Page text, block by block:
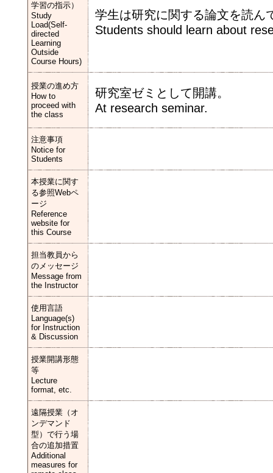
学習の指示）
Study
Load(Self-
directed
Learning
Outside
Course Hours)
学生は研究に関する論文を読ん
Students should learn about
授業の進め方
How to
proceed with
the class
研究室ゼミとして開講。
At research seminar.
注意事項
Notice for
Students
本授業に関す
る参照Webペ
ージ
Reference
website for
this Course
担当教員から
のメッセージ
Message from
the Instructor
使用言語
Language(s)
for Instruction
& Discussion
授業開講形態
等
Lecture
format, etc.
遠隔授業（オ
ンデマンド
型）で行う場
合の追加措置
Additional
measures for